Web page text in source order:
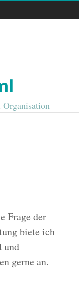
Frage der
biete ich
und
gerne an.